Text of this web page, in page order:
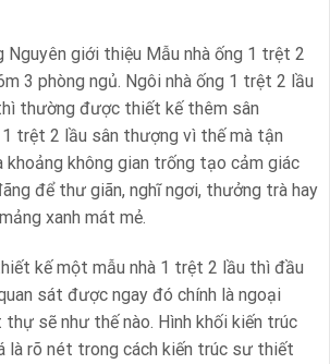
Nguyên giới thiệu Mẫu nhà ống 1 trệt 2
3 phòng ngủ. Ngôi nhà ống 1 trệt 2 lầu
thường được thiết kế thêm sân
trệt 2 lầu sân thượng vì thế mà tận
không gian trống tạo cảm giác
để thư giãn, nghĩ ngơi, thưởng trà hay
xanh mát mẻ.
kế một mẫu nhà 1 trệt 2 lầu thì đầu
sát được ngay đó chính là ngoại
sẽ như thế nào. Hình khối kiến trúc
là rõ nét trong cách kiến trúc sư thiết